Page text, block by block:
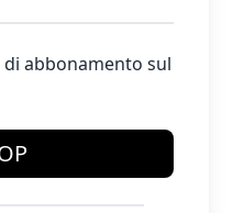
abbonamento sul